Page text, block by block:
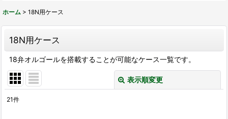
ホーム > 18N用ケース
18N用ケース
18弁オルゴールを搭載することが可能なケース一覧です。
表示順変更
21件